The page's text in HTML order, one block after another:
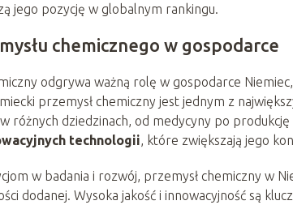
jego pozycję w globalnym rankingu.
chemicznego w gospodarce
odgrywa ważną rolę w gospodarce
przemysł chemiczny jest jednym z
różnych dziedzinach, od medycyny po produkcję
technologii , które zwiększają jego
w badania i rozwój, przemysł chemiczny w
dodanej. Wysoka jakość i innowacyjność są